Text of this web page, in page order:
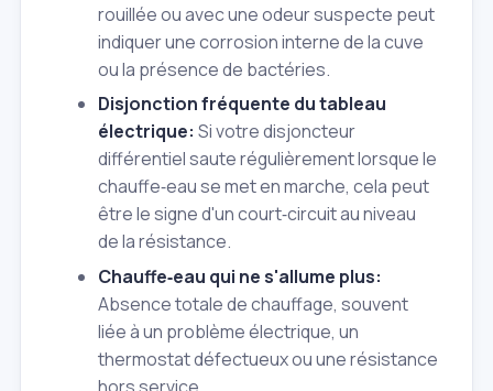
rouillée ou avec une odeur suspecte peut
indiquer une corrosion interne de la cuve
ou la présence de bactéries.
Disjonction fréquente du tableau
électrique: Si votre disjoncteur
différentiel saute régulièrement lorsque le
chauffe‑eau se met en marche, cela peut
être le signe d'un court‑circuit au niveau
de la résistance.
Chauffe‑eau qui ne s'allume plus:
Absence totale de chauffage, souvent
liée à un problème électrique, un
thermostat défectueux ou une résistance
hors service.